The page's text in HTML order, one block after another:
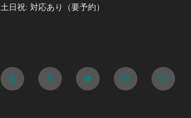
土日祝: 対応あり（要予約）
Yelp FacebookTwitter Instagram
メ